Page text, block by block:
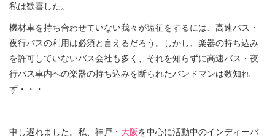
私は歓喜した。
機材車を持ち合わせていない我々が遠征をするには、高速バス・
夜行バスの利用は必須と言えるだろう。しかし、楽器の持ち込み
を許可していないバス会社も多く、それを知らずに高速バス・夜
行バス車内への楽器の持ち込みを断られたバンドマンは数知れ
ず・・・
申し遅れました。私、神戸・ 大阪 を中心に活動中のインディーバ